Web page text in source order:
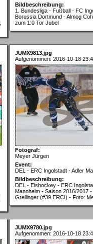
Bildbeschreibung:
1. Bundesliga - Fußball - FC
Borussia Dortmund - Almog
zum 1:0 Tor Jubel
JUMX9813.jpg
Aufgenommen: 2016-10-18
Fotograf:
Meyer Jürgen
Event:
DEL - ERC Ingolstadt - Adler
Bildbeschreibung:
DEL - Eishockey - ERC
Mannheim - Saison 2016/2017
Greilinger (#39 ERCI) - Foto:
JUMX9780.jpg
Aufgenommen: 2016-10-18